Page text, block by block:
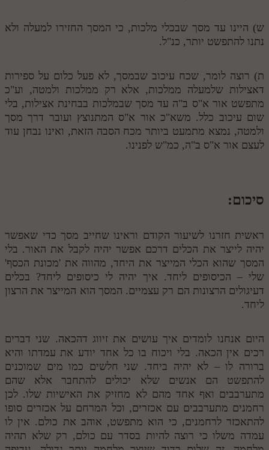
ש) היינו עד מסך שבכלי מלכות, כי המסך החזירו למעלה ולא
נתנו להתפשט יותר, כנ"ל.
ת) רוצה לומר, שכח עיכוב שבמסך, לא פעל כלום על ספירות
דאצילות שלמעלה ממלכות, אלא רק ממלכות ולמטה, וע"כ
מתפשט אור א"ס ב"ה עד מסך שבמלכות בבחינת אצילות, בלי
שום עיכוב כלל. משא"כ אור א"ס המתנוצץ ועובר דרך מסך
ולמטה, נמצא מתמעט ביותר מכח הסבה הזאת, ואינו נבחן עוד
לעצם אור א"ס ב"ה, כמ"ש לפנינו.
סיכום:
ראשית חזרנו לשיעור הקודם וראינו שחייב מסך כדי שאפשר
יהיה לייצר את הכלים דרכם אפשר יהיה לקבל את האור. בלי
המסך שהוא הכלי המייצר את היחד, מהווה את 'מכונת הכסף'
שלי – הכיסופים ליחד. איך יהיה לי כיסופים ליחד? בכלים
דעיגולים הרצונות הם רק עצמיים. המסך הוא המייצר את הרצון
ליחד.
היום אנחנו לומדים איך עושים את זיווג דהכאה. שני דברים
רכים אין הכאה. בלי ויכוח בו כל אחד יודע את עמדתו והיא
ברורה לו – לא יהיה ביחד. שני חלשים כמו מים שמוכנים
להתפשט הם אנשים שלא יכולים להתחבר אלא שהם
מתערבבים ואף אחד מהם לא מחזיק את האישיות שלו. לכן
רחמנים מתערבבים עם אכזרים, וכל המרחם על אכזרים סופו
להתאכזר לרחמנים, כי הוא מתפשט, אוהב את כולם. אין לו
עמדה משלו כי רוצה להיות בסדר עם כולם, רק שלא תהיה